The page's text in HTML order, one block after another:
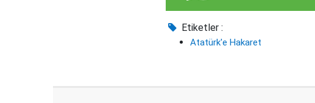
Etiketler :
Atatürk'e Hakaret